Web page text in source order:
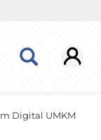
Digital UMKM